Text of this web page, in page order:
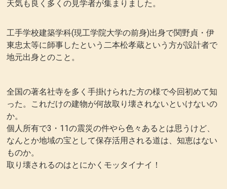
天気も良く多くの見学者が集まりました。
工手学校建築学科(現工学院大学の前身)出身で関野貞・伊
東忠太等に師事したという二本松孝蔵という方が設計者で
地元出身とのこと。
全国の著名社寺を多く手掛けられた方の様で今回初めて知
った。これだけの建物が何故取り壊されないといけないの
か。
個人所有で3・11の震災の件やら色々あるとは思うけど、
なんとか地域の宝として保存活用される道は、知恵はない
ものか。
取り壊されるのはとにかくモッタイナイ！